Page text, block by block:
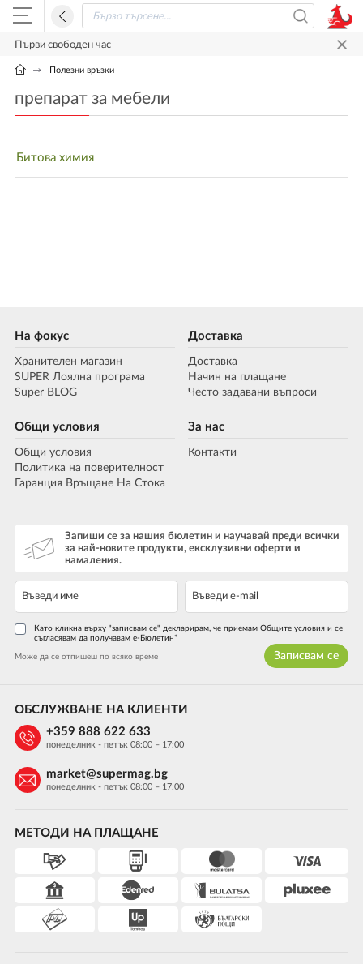
Първи свободен час
Полезни връзки
препарат за мебели
Битова химия
На фокус
Хранителен магазин
SUPER Лоялна програма
Super BLOG
Доставка
Доставка
Начин на плащане
Често задавани въпроси
Общи условия
Общи условия
Политика на поверителност
Гаранция Връщане На Стока
За нас
Контакти
Запиши се за нашия бюлетин и научавай преди всички
за най-новите продукти, ексклузивни оферти и
намаления.
Като кликна върху "записвам се" декларирам, че приемам Общите условия и се
съгласявам да получавам е-Бюлетин*
Може да се отпишеш по всяко време Записвам се
МЕТОДИ НА ПЛАЩАНЕ
ОБСЛУЖВАНЕ НА КЛИЕНТИ
+359 888 622 633
понеделник - петък 08:00 – 17:00
market@supermag.bg
понеделник - петък 08:00 – 17:00